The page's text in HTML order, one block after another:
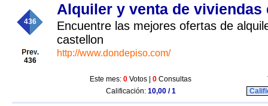
436
436
Alquiler y venta de viviendas
Encuentre las mejores ofertas de
castellon
http://www.dondepiso.com/
Este mes: 0 Votos | 0 Consultas
Calificación: 10,00 / 1